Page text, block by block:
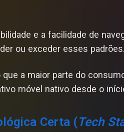
e a facilidade de
ou exceder esses
que a maior parte do
móvel nativo desde o
Certa (Tech